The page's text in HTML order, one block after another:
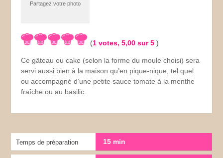
Partagez votre photo
(1 votes,5,00 sur 5)
Ce gâteau ou cake (selon la forme du moule choisi) sera
servi aussi bien à la maison qu’en pique-nique, tel quel
ou accompagné d’une petite sauce tomate à la menthe
fraîche ou au basilic.
Temps de préparation 15 min